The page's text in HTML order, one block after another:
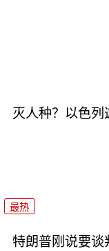
灭人种？以色列
最热
特朗普刚说要谈